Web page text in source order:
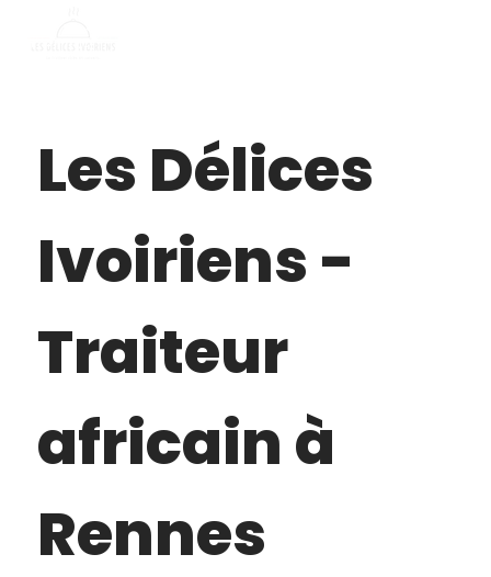
Les Délices
Ivoiriens -
Traiteur
africain à
Rennes